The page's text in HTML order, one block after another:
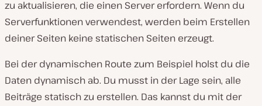
zu aktualisieren, die einen Server erfordern. Wenn du
Serverfunktionen verwendest, werden beim Erstellen
deiner Seiten keine statischen Seiten erzeugt.
Bei der dynamischen Route zum Beispiel holst du die
Daten dynamisch ab. Du musst in der Lage sein, alle
Beiträge statisch zu erstellen. Das kannst du mit der